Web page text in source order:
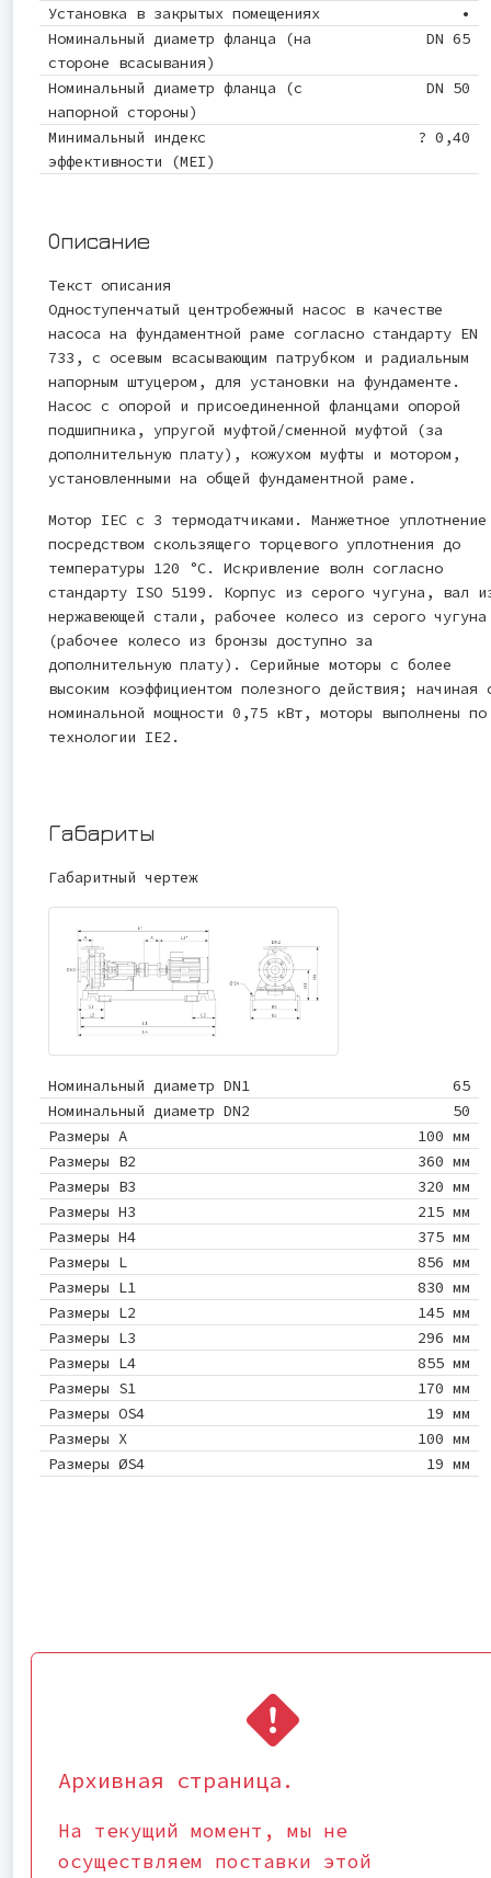
Установка в закрытых помещениях
•
Номинальный диаметр фланца (на
стороне всасывания)
DN 65
Номинальный диаметр фланца (с
напорной стороны)
DN 50
Минимальный индекс
эффективности (MEI)
? 0,40
Описание
Текст описания
Одноступенчатый центробежный насос в качестве
насоса на фундаментной раме согласно стандарту EN
733, с осевым всасывающим патрубком и радиальным
напорным штуцером, для установки на фундаменте.
Насос с опорой и присоединенной фланцами опорой
подшипника, упругой муфтой/сменной муфтой (за
дополнительную плату), кожухом муфты и мотором,
установленными на общей фундаментной раме.
Мотор IEC с 3 термодатчиками. Манжетное уплотнение
посредством скользящего торцевого уплотнения до
температуры 120 °C. Искривление волн согласно
стандарту ISO 5199. Корпус из серого чугуна, вал
нержавеющей стали, рабочее колесо из серого чугуна
(рабочее колесо из бронзы доступно за
дополнительную плату). Серийные моторы с более
высоким коэффициентом полезного действия; начиная
номинальной мощности 0,75 кВт, моторы выполнены по
технологии IE2.
Габариты
Габаритный чертеж
Номинальный диаметр DN1
65
Номинальный диаметр DN2
50
Размеры A
100 мм
Размеры B2
360 мм
Размеры B3
320 мм
Размеры H3
215 мм
Размеры H4
375 мм
Размеры L
856 мм
Размеры L1
830 мм
Размеры L2
145 мм
Размеры L3
296 мм
Размеры L4
855 мм
Размеры S1
170 мм
Размеры OS4
19 мм
Размеры X
100 мм
Размеры ØS4
19 мм
Архивная страница.
На текущий момент, мы не
осуществляем поставки этой